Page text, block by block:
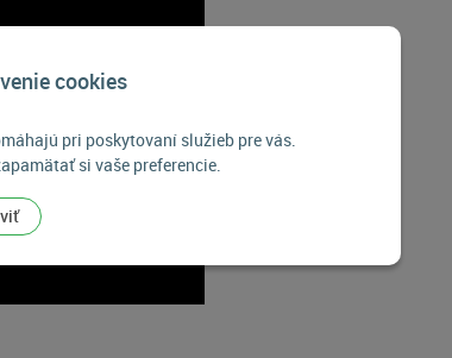
cookies
pri poskytovaní služieb pre vás.
si vaše preferencie.